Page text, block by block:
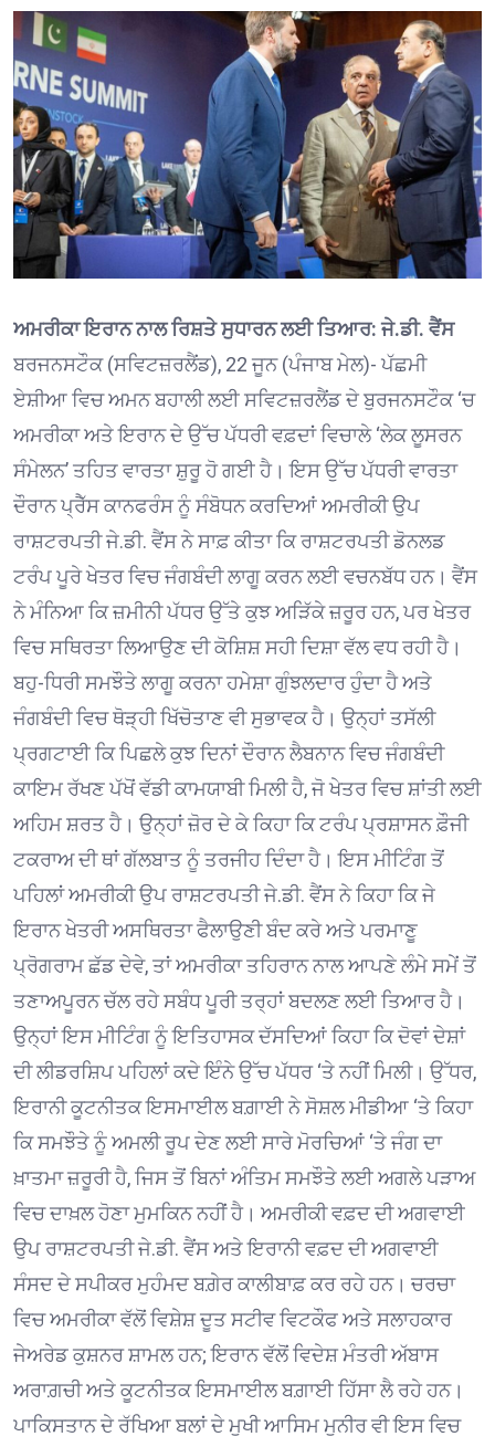
ਅਮਰੀਕਾ ਇਰਾਨ ਨਾਲ ਰਿਸ਼ਤੇ ਸੁਧਾਰਨ ਲਈ ਤਿਆਰ: ਜੇ.ਡੀ. ਵੈਂਸ
ਬਰਜਨਸਟੌਕ (ਸਵਿਟਜ਼ਰਲੈਂਡ), 22 ਜੂਨ (ਪੰਜਾਬ ਮੇਲ)- ਪੱਛਮੀ
ਏਸ਼ੀਆ ਵਿਚ ਅਮਨ ਬਹਾਲੀ ਲਈ ਸਵਿਟਜ਼ਰਲੈਂਡ ਦੇ ਬੁਰਜਨਸਟੌਕ ‘ਚ
ਅਮਰੀਕਾ ਅਤੇ ਇਰਾਨ ਦੇ ਉੱਚ ਪੱਧਰੀ ਵਫ਼ਦਾਂ ਵਿਚਾਲੇ ‘ਲੇਕ ਲੂਸਰਨ
ਸੰਮੇਲਨ’ ਤਹਿਤ ਵਾਰਤਾ ਸ਼ੁਰੂ ਹੋ ਗਈ ਹੈ। ਇਸ ਉੱਚ ਪੱਧਰੀ ਵਾਰਤਾ
ਦੌਰਾਨ ਪ੍ਰੈੱਸ ਕਾਨਫਰੰਸ ਨੂੰ ਸੰਬੋਧਨ ਕਰਦਿਆਂ ਅਮਰੀਕੀ ਉਪ
ਰਾਸ਼ਟਰਪਤੀ ਜੇ.ਡੀ. ਵੈਂਸ ਨੇ ਸਾਫ਼ ਕੀਤਾ ਕਿ ਰਾਸ਼ਟਰਪਤੀ ਡੋਨਲਡ
ਟਰੰਪ ਪੂਰੇ ਖੇਤਰ ਵਿਚ ਜੰਗਬੰਦੀ ਲਾਗੂ ਕਰਨ ਲਈ ਵਚਨਬੱਧ ਹਨ। ਵੈਂਸ
ਨੇ ਮੰਨਿਆ ਕਿ ਜ਼ਮੀਨੀ ਪੱਧਰ ਉੱਤੇ ਕੁਝ ਅੜਿੱਕੇ ਜ਼ਰੂਰ ਹਨ, ਪਰ ਖੇਤਰ
ਵਿਚ ਸਥਿਰਤਾ ਲਿਆਉਣ ਦੀ ਕੋਸ਼ਿਸ਼ ਸਹੀ ਦਿਸ਼ਾ ਵੱਲ ਵਧ ਰਹੀ ਹੈ।
ਬਹੁ-ਧਿਰੀ ਸਮਝੌਤੇ ਲਾਗੂ ਕਰਨਾ ਹਮੇਸ਼ਾ ਗੁੰਝਲਦਾਰ ਹੁੰਦਾ ਹੈ ਅਤੇ
ਜੰਗਬੰਦੀ ਵਿਚ ਥੋੜ੍ਹੀ ਖਿੱਚੋਤਾਣ ਵੀ ਸੁਭਾਵਕ ਹੈ। ਉਨ੍ਹਾਂ ਤਸੱਲੀ
ਪ੍ਰਗਟਾਈ ਕਿ ਪਿਛਲੇ ਕੁਝ ਦਿਨਾਂ ਦੌਰਾਨ ਲੈਬਨਾਨ ਵਿਚ ਜੰਗਬੰਦੀ
ਕਾਇਮ ਰੱਖਣ ਪੱਖੋਂ ਵੱਡੀ ਕਾਮਯਾਬੀ ਮਿਲੀ ਹੈ, ਜੋ ਖੇਤਰ ਵਿਚ ਸ਼ਾਂਤੀ ਲਈ
ਅਹਿਮ ਸ਼ਰਤ ਹੈ। ਉਨ੍ਹਾਂ ਜ਼ੋਰ ਦੇ ਕੇ ਕਿਹਾ ਕਿ ਟਰੰਪ ਪ੍ਰਸ਼ਾਸਨ ਫ਼ੌਜੀ
ਟਕਰਾਅ ਦੀ ਥਾਂ ਗੱਲਬਾਤ ਨੂੰ ਤਰਜੀਹ ਦਿੰਦਾ ਹੈ। ਇਸ ਮੀਟਿੰਗ ਤੋਂ
ਪਹਿਲਾਂ ਅਮਰੀਕੀ ਉਪ ਰਾਸ਼ਟਰਪਤੀ ਜੇ.ਡੀ. ਵੈਂਸ ਨੇ ਕਿਹਾ ਕਿ ਜੇ
ਇਰਾਨ ਖੇਤਰੀ ਅਸਥਿਰਤਾ ਫੈਲਾਉਣੀ ਬੰਦ ਕਰੇ ਅਤੇ ਪਰਮਾਣੂ
ਪ੍ਰੋਗਰਾਮ ਛੱਡ ਦੇਵੇ, ਤਾਂ ਅਮਰੀਕਾ ਤਹਿਰਾਨ ਨਾਲ ਆਪਣੇ ਲੰਮੇ ਸਮੇਂ ਤੋਂ
ਤਣਾਅਪੂਰਨ ਚੱਲ ਰਹੇ ਸਬੰਧ ਪੂਰੀ ਤਰ੍ਹਾਂ ਬਦਲਣ ਲਈ ਤਿਆਰ ਹੈ।
ਉਨ੍ਹਾਂ ਇਸ ਮੀਟਿੰਗ ਨੂੰ ਇਤਿਹਾਸਕ ਦੱਸਦਿਆਂ ਕਿਹਾ ਕਿ ਦੋਵਾਂ ਦੇਸ਼ਾਂ
ਦੀ ਲੀਡਰਸ਼ਿਪ ਪਹਿਲਾਂ ਕਦੇ ਇੰਨੇ ਉੱਚ ਪੱਧਰ ‘ਤੇ ਨਹੀਂ ਮਿਲੀ। ਉੱਧਰ,
ਇਰਾਨੀ ਕੂਟਨੀਤਕ ਇਸਮਾਈਲ ਬਗ਼ਾਈ ਨੇ ਸੋਸ਼ਲ ਮੀਡੀਆ ‘ਤੇ ਕਿਹਾ
ਕਿ ਸਮਝੌਤੇ ਨੂੰ ਅਮਲੀ ਰੂਪ ਦੇਣ ਲਈ ਸਾਰੇ ਮੋਰਚਿਆਂ ‘ਤੇ ਜੰਗ ਦਾ
ਖ਼ਾਤਮਾ ਜ਼ਰੂਰੀ ਹੈ, ਜਿਸ ਤੋਂ ਬਿਨਾਂ ਅੰਤਿਮ ਸਮਝੌਤੇ ਲਈ ਅਗਲੇ ਪੜਾਅ
ਵਿਚ ਦਾਖ਼ਲ ਹੋਣਾ ਮੁਮਕਿਨ ਨਹੀਂ ਹੈ। ਅਮਰੀਕੀ ਵਫ਼ਦ ਦੀ ਅਗਵਾਈ
ਉਪ ਰਾਸ਼ਟਰਪਤੀ ਜੇ.ਡੀ. ਵੈਂਸ ਅਤੇ ਇਰਾਨੀ ਵਫ਼ਦ ਦੀ ਅਗਵਾਈ
ਸੰਸਦ ਦੇ ਸਪੀਕਰ ਮੁਹੰਮਦ ਬਗ਼ੇਰ ਕਾਲੀਬਾਫ਼ ਕਰ ਰਹੇ ਹਨ। ਚਰਚਾ
ਵਿਚ ਅਮਰੀਕਾ ਵੱਲੋਂ ਵਿਸ਼ੇਸ਼ ਦੂਤ ਸਟੀਵ ਵਿਟਕੌਫ ਅਤੇ ਸਲਾਹਕਾਰ
ਜੇਅਰੇਡ ਕੁਸ਼ਨਰ ਸ਼ਾਮਲ ਹਨ; ਇਰਾਨ ਵੱਲੋਂ ਵਿਦੇਸ਼ ਮੰਤਰੀ ਅੱਬਾਸ
ਅਰਾਗ਼ਚੀ ਅਤੇ ਕੂਟਨੀਤਕ ਇਸਮਾਈਲ ਬਗ਼ਾਈ ਹਿੱਸਾ ਲੈ ਰਹੇ ਹਨ।
ਪਾਕਿਸਤਾਨ ਦੇ ਰੱਖਿਆ ਬਲਾਂ ਦੇ ਮੁਖੀ ਆਸਿਮ ਮੁਨੀਰ ਵੀ ਇਸ ਵਿਚ